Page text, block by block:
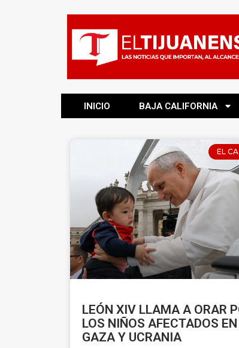
INICIO BAJA CALIFORNIA
EL
LEÓN XIV LLAMA A ORAR
LOS NIÑOS AFECTADOS EN
GAZA Y UCRANIA